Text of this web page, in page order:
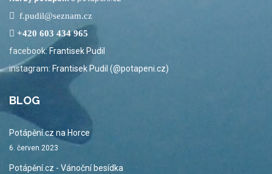
f.pudil@seznam.cz
+420 603 434 965
facebook: Frantisek Pudil
instagram: Frantisek Pudil (@potapeni.cz)
BLOG
Potápění.cz na Horce
6. červen 2023
Potápění.cz - Vánoční besídka